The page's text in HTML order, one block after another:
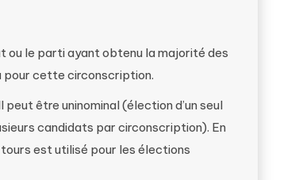
ou le parti ayant obtenu la majorité des
pour cette circonscription.
être uninominal (élection d’un seul
candidats par circonscription). En
est utilisé pour les élections